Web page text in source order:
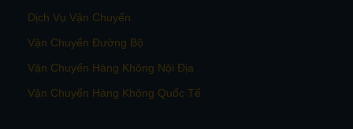
Dịch Vụ Vận Chuyển
Vận Chuyển Đường Bộ
Vận Chuyển Hàng Không Nội Địa
Vận Chuyển Hàng Không Quốc Tế